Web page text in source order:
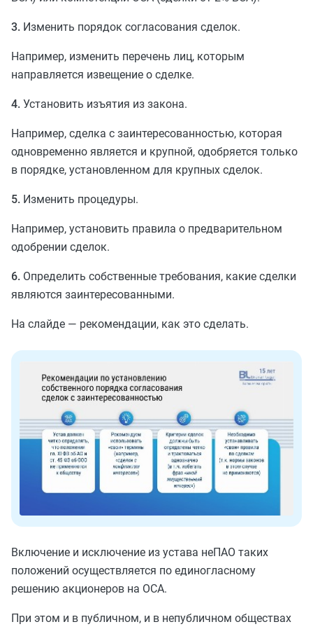
3. Изменить порядок согласования сделок.
Например, изменить перечень лиц, которым
направляется извещение о сделке.
4. Установить изъятия из закона.
Например, сделка с заинтересованностью, которая
одновременно является и крупной, одобряется только
в порядке, установленном для крупных сделок.
5. Изменить процедуры.
Например, установить правила о предварительном
одобрении сделок.
6. Определить собственные требования, какие сделки
являются заинтересованными.
На слайде — рекомендации, как это сделать.
Включение и исключение из устава неПАО таких
положений осуществляется по единогласному
решению акционеров на ОСА.
При этом и в публичном, и в непубличном обществах